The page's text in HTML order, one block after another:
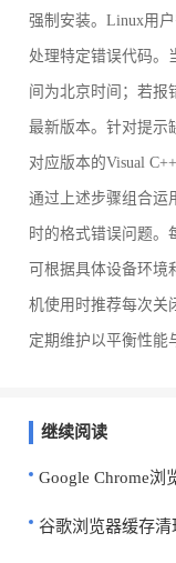
强制安装。Linux用
处理特定错误代码。
间为北京时间；若报
最新版本。针对提示
对应版本的Visual
通过上述步骤组合运
时的格式错误问题。
可根据具体设备环境
机使用时推荐每次关
定期维护以平衡性能
继续阅读
Google Chrome浏
谷歌浏览器缓存